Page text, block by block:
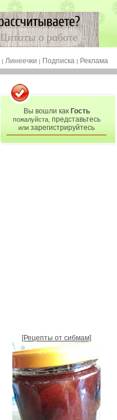
| Линеечки | Подписка | Реклама
Вы вошли как Гость
пожалуйста, представьтесь
или зарегистрируйтесь
[Рецепты от сибмам]